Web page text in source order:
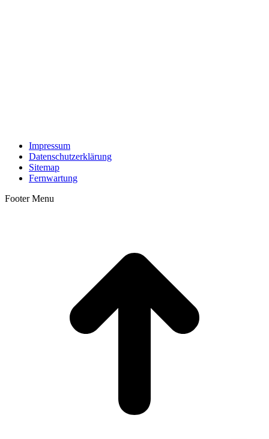
Impressum
Datenschutzerklärung
Sitemap
Fernwartung
Footer Menu